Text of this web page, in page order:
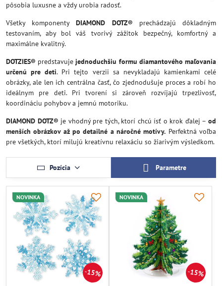
pôsobia luxusne a vždy urobia radosť.
Všetky komponentyDIAMOND DOTZ® prechádzajú dôkladným
testovaním, aby bol váš tvorivý zážitok bezpečný, komfortný a
maximálne kvalitný.
DOTZIES® predstavujejednoduchšiu formu diamantového maľovania
určenú pre deti. Pri tejto verzii sa nevykladajú kamienkami celé
obrázky, ale len ich centrálna časť, čo zjednodušuje proces a robí ho
ideálnym pre deti. Pri tvorení si zároveň rozvíjajú trpezlivosť,
koordináciu pohybov a jemnú motoriku.
DIAMOND DOTZ® je vhodný pre tých, ktorí chcú ísť o krok ďalej –od
menších obrázkov až po detailné a náročné motívy. Perfektná voľba
pre všetkých, ktorí milujú kreatívnu relaxáciu so žiarivým výsledkom.
Pozícia Parametre
15%
NOVINKA
15%
NOVINKA